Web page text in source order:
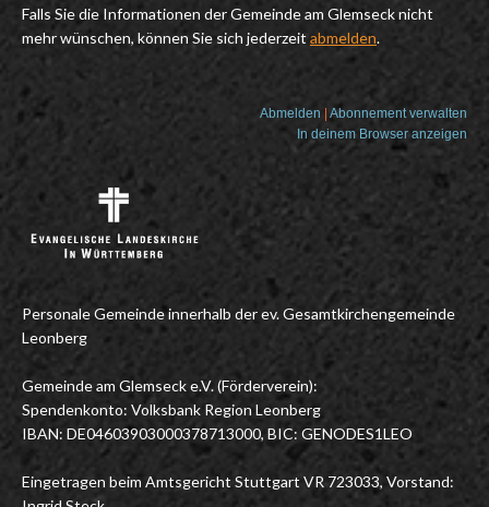
Falls Sie die Informationen der Gemeinde am Glemseck nicht
mehr wünschen, können Sie sich jederzeitabmelden.
Abmelden
Abonnement verwalten
In deinem Browser anzeigen
Personale Gemeinde innerhalb der ev. Gesamtkirchengemeinde
Leonberg
Gemeinde am Glemseck e.V. (Förderverein):
Spendenkonto: Volksbank Region Leonberg
IBAN: DE04603903000378713000, BIC: GENODES1LEO
Eingetragen beim Amtsgericht Stuttgart VR 723033, Vorstand: